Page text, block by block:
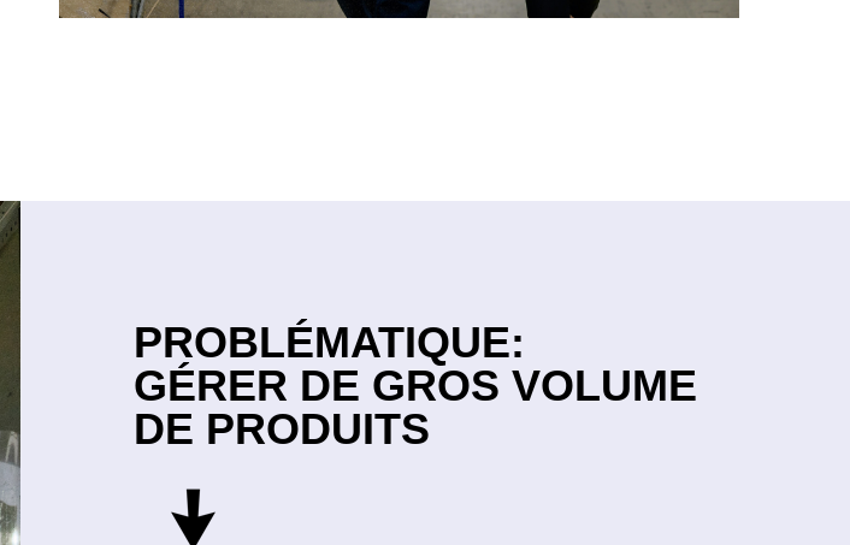
PROBLÉMATIQUE:
GÉRER DE GROS VOLUME
DE PRODUITS